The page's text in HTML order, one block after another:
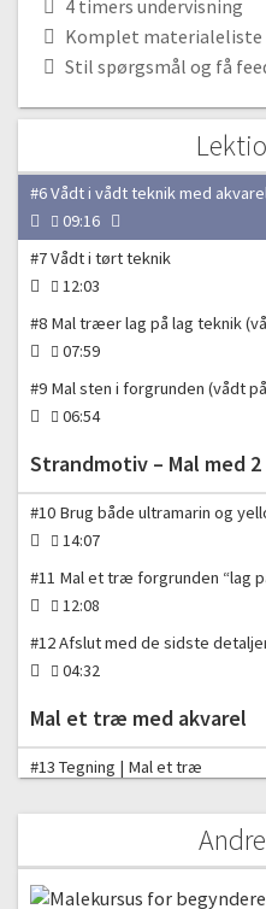
4 timers undervisning
Komplet materialeliste
Stil spørgsmål og få
04:59
#5 Forberedelse og materialer
11:56
Landskabsmaleri – Mal
#6 Vådt i vådt teknik med akvarel
09:16
#7 Vådt i tørt teknik
12:03
#8 Mal træer lag på lag teknik
07:59
#9 Mal sten i forgrunden (vådt
06:54
Strandmotiv – Mal med
#10 Brug både ultramarin og
14:07
#11 Mal et træ forgrunden “lag
12:08
#12 Afslut med de sidste
04:32
Mal et træ med akvarel
#13 Tegning | Mal et træ
#15 Stammen